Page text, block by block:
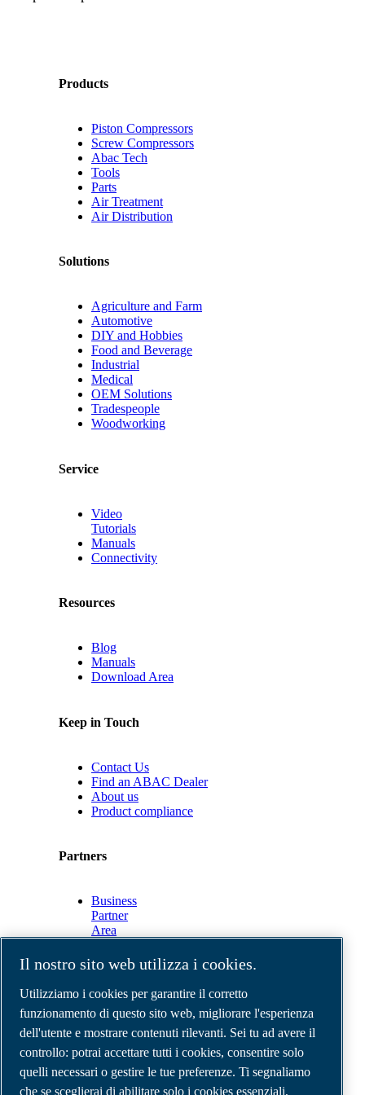
Products
Piston Compressors
Screw Compressors
Abac Tech
Tools
Parts
Air Treatment
Air Distribution
Solutions
Agriculture and Farm
Automotive
DIY and Hobbies
Food and Beverage
Industrial
Medical
OEM Solutions
Tradespeople
Woodworking
Service
Video
Tutorials
Manuals
Connectivity
Resources
Blog
Manuals
Download Area
Keep in Touch
Contact Us
Find an ABAC Dealer
About us
Product compliance
Partners
Business
Partner
Area
Connect
2.0
Business
ABAC
Media
Gallery
©2026 Compressori d'aria ABAC
Note legali e privacy
Il nostro sito web utilizza i cookies.
Utilizziamo i cookies per garantire il corretto
funzionamento di questo sito web, migliorare l'esperienza
dell'utente e mostrare contenuti rilevanti. Sei tu ad avere il
controllo: potrai accettare tutti i cookies, consentire solo
quelli necessari o gestire le tue preferenze. Ti segnaliamo
che se sceglierai di abilitare solo i cookies essenziali,